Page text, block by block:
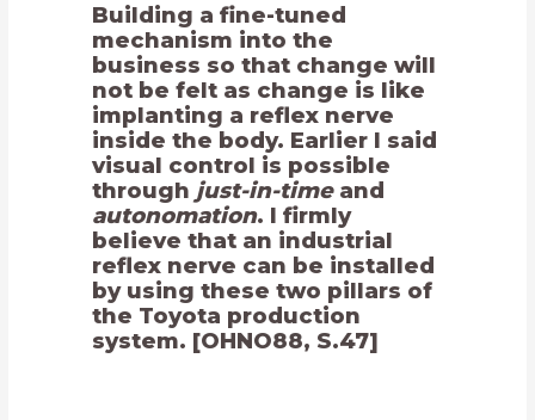
Building a fine-tuned
mechanism into the
business so that change will
not be felt as change is like
implanting a reflex nerve
inside the body. Earlier I said
visual control is possible
through just-in-timeand
autonomation. I firmly
believe that an industrial
reflex nerve can be installed
by using these two pillars of
the Toyota production
system. [OHNO88, S.47]